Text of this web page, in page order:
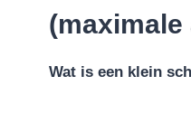
Wat is een klein